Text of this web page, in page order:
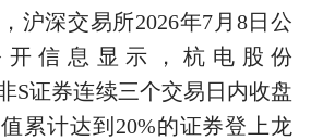
沪深交易所2026年7月8日公
开信息显示，杭电股份
非S证券连续三个交易日内收盘
累计达到20%的证券登上龙